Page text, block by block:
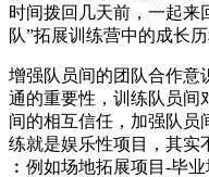
时间拨回几天前，一起来
队”拓展训练营中的成长
增强队员间的团队合作意
通的重要性，训练队员间
间的相互信任，加强队员
练就是娱乐性项目，其实
︰例如场地拓展项目-毕